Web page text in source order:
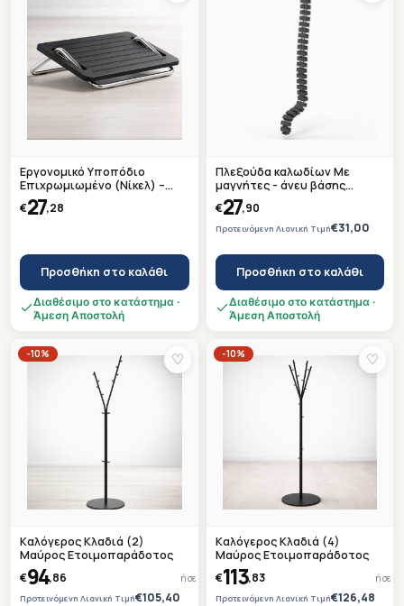
Εργονομικό Υποπόδιο
Επιχρωμιωμένο (Νίκελ) –
Ετοιμοπαράδοτο
€27,28
Προσθήκη στο καλάθι
Διαθέσιμο στο κατάστημα ·
Άμεση Αποστολή
Πλεξούδα καλωδίων Με
μαγνήτες - άνευ βάσης
Μαύρη
€27,90
Προτεινόμενη Λιανική Τιμή€31,00
Προσθήκη στο καλάθι
Διαθέσιμο στο κατάστημα ·
Άμεση Αποστολή
-10% ♡
Καλόγερος Κλαδιά (2)
Μαύρος Ετοιμοπαράδοτος
€94,86
Προτεινόμενη Λιανική Τιμή€105,40
ή σε 4 άτοκες δόσεις των
-10% ♡
Καλόγερος Κλαδιά (4)
Μαύρος Ετοιμοπαράδοτος
€113,83
Προτεινόμενη Λιανική Τιμή€126,48
ή σε 4